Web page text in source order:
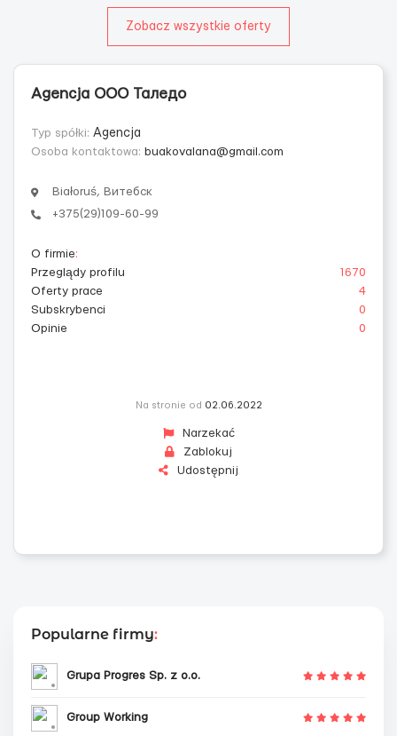
Zobacz wszystkie oferty
Agencja ООО Таледо
Typ spółki: Agencja
Osoba kontaktowa: buakovalana@gmail.com
Białoruś, Витебск
+375(29)109-60-99
O firmie:
Przeglądy profilu
1670
Oferty prace
4
Subskrybenci
0
Opinie
0
Na stronie od 02.06.2022
Narzekać
Zablokuj
Udostępnij
Popularne firmy:
Grupa Progres Sp. z o.o.
Group Working